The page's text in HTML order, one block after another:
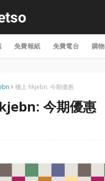
免費報紙 免費電台 購物
樓上 hkjebn: 今期優惠
今期優惠